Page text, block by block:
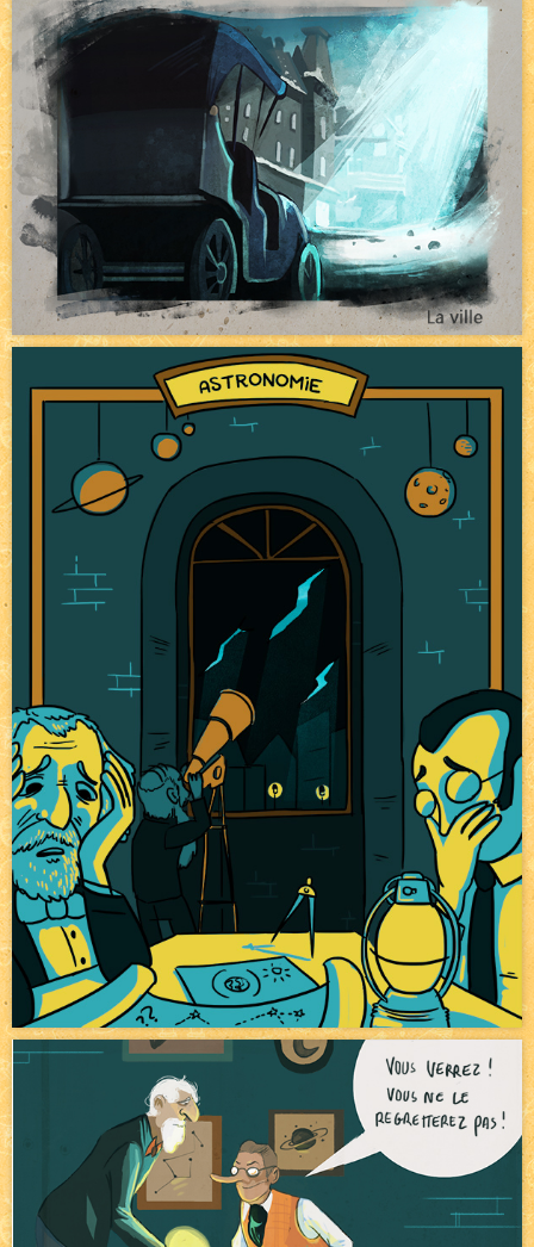
Pique-nique d'été NEW
Beyond the cliff (suite) NEW
On retape les miniatures de l'accueil NEW